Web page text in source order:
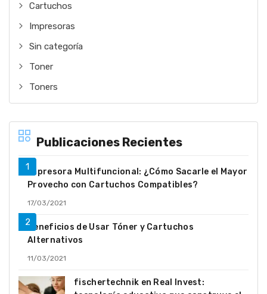
Cartuchos
Impresoras
Sin categoría
Toner
Toners
Publicaciones Recientes
Impresora Multifuncional: ¿Cómo Sacarle el Mayor
Provecho con Cartuchos Compatibles?
17/03/2021
Beneficios de Usar Tóner y Cartuchos
Alternativos
11/03/2021
fischertechnik en Real Invest: